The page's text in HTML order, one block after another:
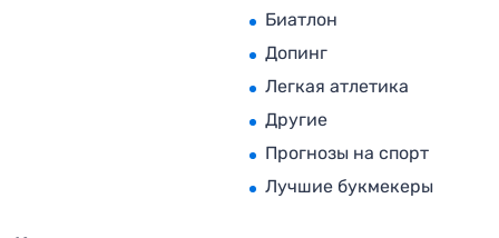
Биатлон
Допинг
Легкая атлетика
Другие
Прогнозы на спорт
Лучшие букмекеры